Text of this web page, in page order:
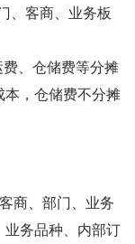
、客商、业务板
、仓储费等分摊
，仓储费不分摊
商、部门、业务
务品种、内部订